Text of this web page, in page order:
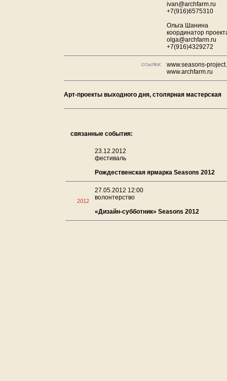
ivan@archfarm.ru
+7(916)6575310
Ольга Шанина
координатор
olga@archfarm.ru
+7(916)4329272
ссылки:
www.seasons-
www.archfarm.ru
Арт-проекты выходного дня, столярная мастерская
связанные события:
23.12.2012
фестиваль
Рождественская ярмарка Seasons 2012
2012
27.05.2012 12:00
волонтерство
«Дизайн-субботник» Seasons 2012